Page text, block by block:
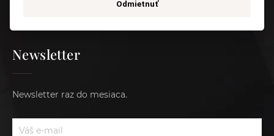
Newsletter
Newsletter raz do mesiaca.
Odmietnuť